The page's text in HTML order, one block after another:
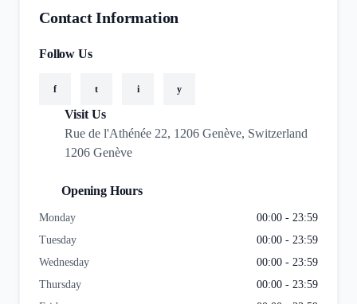
Contact Information
Follow Us
f t i y
Visit Us
Rue de l'Athénée 22, 1206 Genève, Switzerland
1206 Genève
Opening Hours
Monday
00:00 - 23:59
Tuesday
00:00 - 23:59
Wednesday
00:00 - 23:59
Thursday
00:00 - 23:59